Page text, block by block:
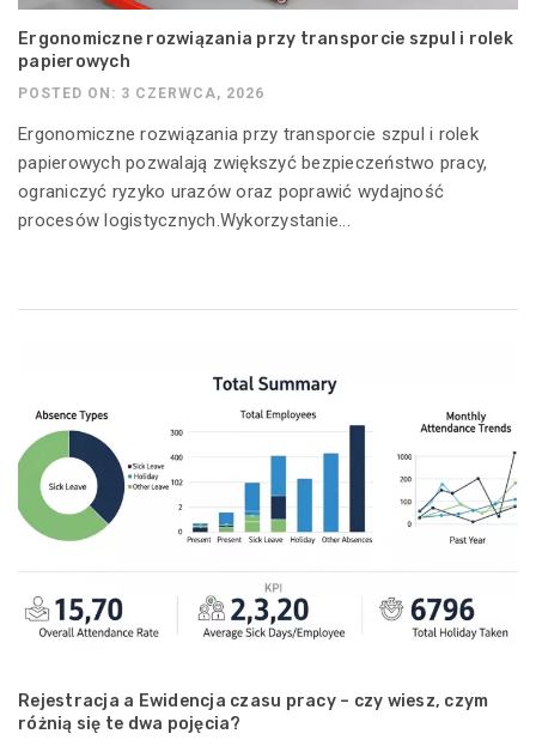
Ergonomiczne rozwiązania przy transporcie szpul i rolek
papierowych
POSTED ON: 3 CZERWCA, 2026
Ergonomiczne rozwiązania przy transporcie szpul i rolek
papierowych pozwalają zwiększyć bezpieczeństwo pracy,
ograniczyć ryzyko urazów oraz poprawić wydajność
procesów logistycznych.Wykorzystanie...
Rejestracja a Ewidencja czasu pracy – czy wiesz, czym
różnią się te dwa pojęcia?